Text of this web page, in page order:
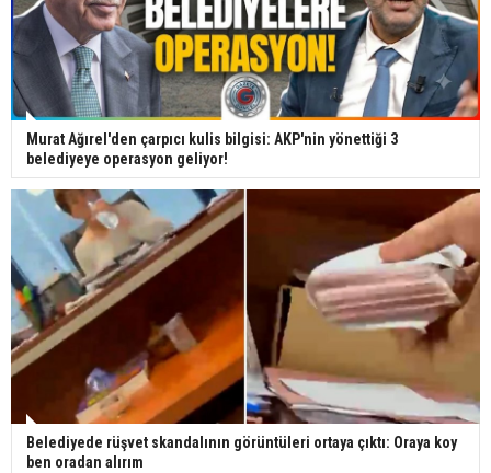
Murat Ağırel'den çarpıcı kulis bilgisi: AKP'nin yönettiği 3
belediyeye operasyon geliyor!
Belediyede rüşvet skandalının görüntüleri ortaya çıktı: Oraya koy
ben oradan alırım